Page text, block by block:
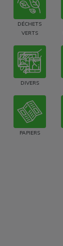
DÉCHETS
VERTS
DIVERS
PAPIERS